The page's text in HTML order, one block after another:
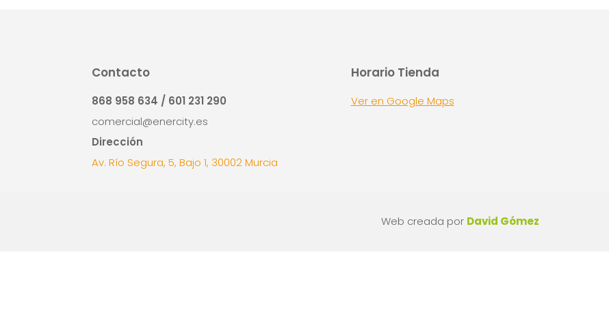
Contacto
868 958 634 / 601 231 290
comercial@enercity.es
Dirección
Av. Río Segura, 5, Bajo 1, 30002 Murcia
Horario Tienda
Ver en Google Maps
Web creada por David Gómez